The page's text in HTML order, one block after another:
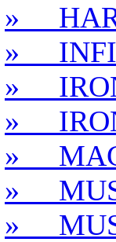
»
»
»
»
»
»
»